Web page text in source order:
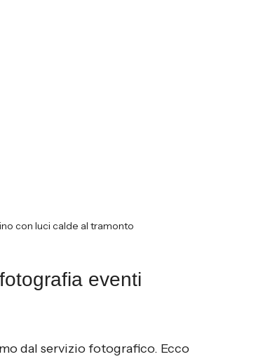
con luci calde al tramonto
eventi
dal servizio fotografico. Ecco